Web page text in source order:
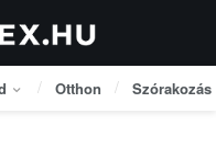
Otthon Szórakozás